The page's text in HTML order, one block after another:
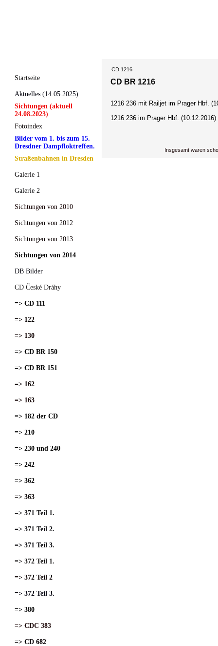
Startseite
Aktuelles (14.05.2025)
Sichtungen (aktuell
24.08.2023)
Fotoindex
Bilder vom 1. bis zum 15.
Dresdner Dampfloktreffen.
Straßenbahnen in Dresden
Galerie 1
Galerie 2
Sichtungen von 2010
Sichtungen von 2012
Sichtungen von 2013
Sichtungen von 2014
DB Bilder
CD České Dráhy
=> CD 111
=> 122
=> 130
=> CD BR 150
=> CD BR 151
=> 162
=> 163
=> 182 der CD
=> 210
=> 230 und 240
=> 242
=> 362
=> 363
=> 371 Teil 1.
=> 371 Teil 2.
=> 371 Teil 3.
=> 372 Teil 1.
=> 372 Teil 2
=> 372 Teil 3.
=> 380
=> CDC 383
=> CD 682
CD 1216
CD BR 1216
1216 236 mit Railjet im Prager Hbf.
1216 236 im Prager Hbf. (10.12.2016)
Insgesamt waren